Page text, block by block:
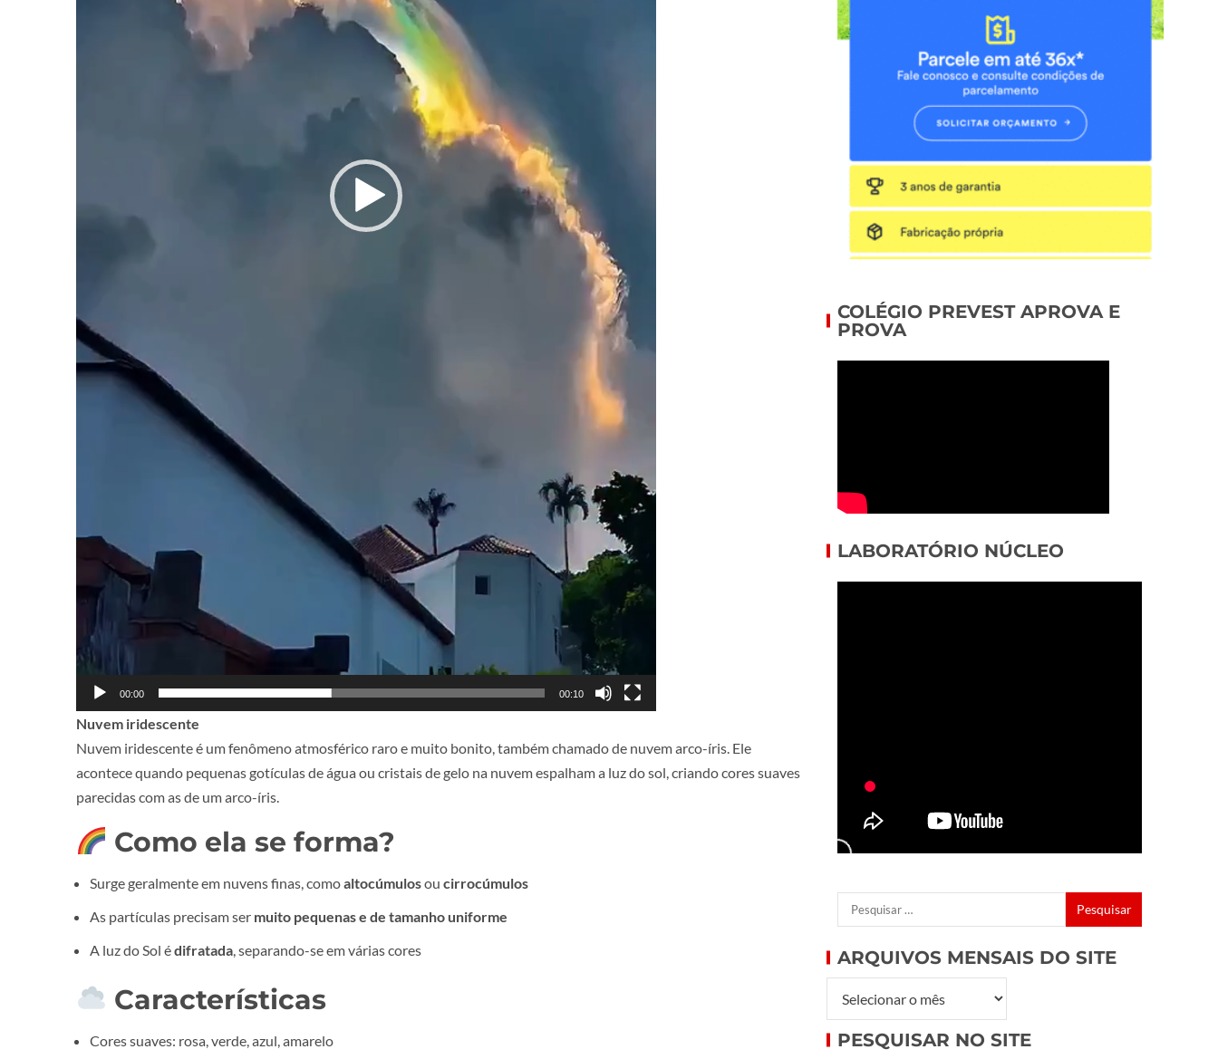
00:00 00:10
Nuvem iridescente
Nuvem iridescente é um fenômeno atmosférico raro e muito bonito, também chamado de nuvem arco-íris. Ele
acontece quando pequenas gotículas de água ou cristais de gelo na nuvem espalham a luz do sol, criando cores suaves
parecidas com as de um arco-íris.
Como ela se forma?
Surge geralmente em nuvens finas, comoaltocúmulosou cirrocúmulos
As partículas precisam ser muito pequenas e de tamanho uniforme
A luz do Sol édifratada, separando-se em várias cores
Características
Cores suaves: rosa, verde, azul, amarelo
COLÉGIO PREVEST APROVA E
PROVA
LABORATÓRIO NÚCLEO
ARQUIVOS MENSAIS DO SITE
PESQUISAR NO SITE